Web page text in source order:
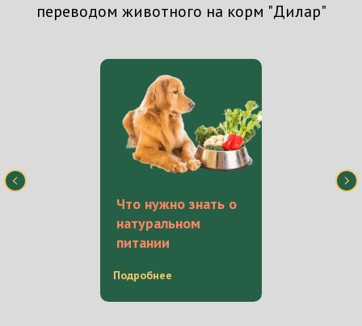
переводом животного на корм "Дилар"
Что нужно знать о
натуральном
питании
Подробнее